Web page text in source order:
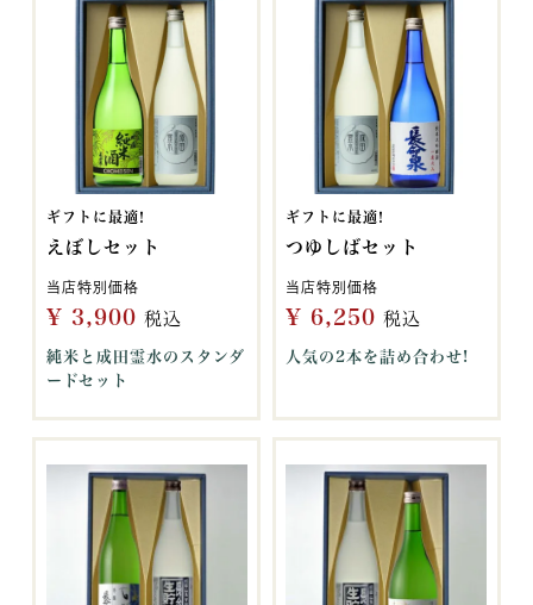
ギフトに最適!
えぼしセット
当店特別価格
¥ 3,900 税込
純米と成田霊水のスタンダ
ードセット
ギフトに最適!
つゆしばセット
当店特別価格
¥ 6,250 税込
人気の2本を詰め合わせ!